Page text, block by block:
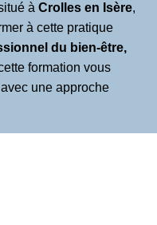
à Crolles en Isère,
à cette pratique
du bien-être,
formation vous
une approche